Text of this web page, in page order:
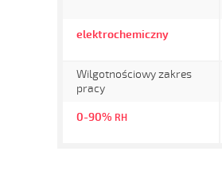
elektrochemiczny
Wilgotnościowy zakres
pracy
0-90% RH